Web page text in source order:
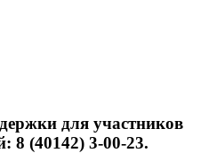
для участников
8 (40142) 3-00-23.